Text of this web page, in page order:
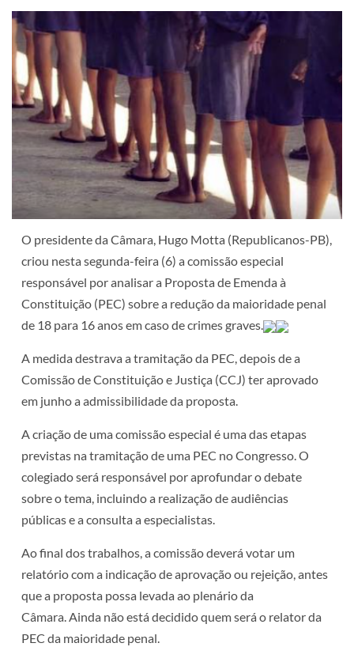
O presidente da Câmara, Hugo Motta (Republicanos-PB),
criou nesta segunda-feira (6) a comissão especial
responsável por analisar a Proposta de Emenda à
Constituição (PEC) sobre a redução da maioridade penal
de 18 para 16 anos em caso de crimes graves.
A medida destrava a tramitação da PEC, depois de a
Comissão de Constituição e Justiça (CCJ) ter aprovado
em junho a admissibilidade da proposta.
A criação de uma comissão especial é uma das etapas
previstas na tramitação de uma PEC no Congresso. O
colegiado será responsável por aprofundar o debate
sobre o tema, incluindo a realização de audiências
públicas e a consulta a especialistas.
Ao final dos trabalhos, a comissão deverá votar um
relatório com a indicação de aprovação ou rejeição, antes
que a proposta possa levada ao plenário da
Câmara. Ainda não está decidido quem será o relator da
PEC da maioridade penal.